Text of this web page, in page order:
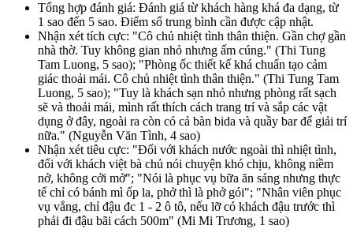
Tổng hợp đánh giá: Đánh giá từ khách hàng khá đa dạng, từ
1 sao đến 5 sao. Điểm số trung bình cần được cập nhật.
Nhận xét tích cực: "Cô chủ nhiệt tình thân thiện. Gần chợ gần
nhà thờ. Tuy không gian nhỏ nhưng ấm cúng." (Thi Tung
Tam Luong, 5 sao); "Phòng ốc thiết kế khá chuẩn tạo cảm
giác thoải mái. Cô chủ nhiệt tình thân thiện." (Thi Tung Tam
Luong, 5 sao); "Tuy là khách sạn nhỏ nhưng phòng rất sạch
sẽ và thoải mái, mình rất thích cách trang trí và sắp các vật
dụng ở đây, ngoài ra còn có cả bàn bida và quầy bar để giải trí
nữa." (Nguyễn Văn Tình, 4 sao)
Nhận xét tiêu cực: "Đối với khách nước ngoài thì nhiệt tình,
đối với khách việt bà chủ nói chuyện khó chịu, không niềm
nở, không cởi mở"; "Nói là phục vụ bữa ăn sáng nhưng thực
tế chỉ có bánh mì ốp la, phở thì là phở gói"; "Nhân viên phục
vụ vắng, chỉ đậu đc 1 - 2 ô tô, nếu lỡ có khách đậu trước thì
phải đi đậu bãi cách 500m" (Mi Mi Trương, 1 sao)